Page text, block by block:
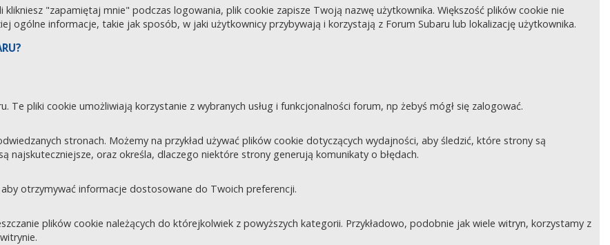
"zapamiętaj mnie" podczas logowania, plik cookie zapisze Twoją nazwę użytkownika. Większość plików cookie nie
ogólne informacje, takie jak sposób, w jaki użytkownicy przybywają i korzystają z Forum Subaru lub lokalizację użytkownika.
Te pliki cookie umożliwiają korzystanie z wybranych usług i funkcjonalności forum, np żebyś mógł się zalogować.
stronach. Możemy na przykład używać plików cookie dotyczących wydajności, aby śledzić, które strony są
najskuteczniejsze, oraz określa, dlaczego niektóre strony generują komunikaty o błędach.
otrzymywać informacje dostosowane do Twoich preferencji.
plików cookie należących do którejkolwiek z powyższych kategorii. Przykładowo, podobnie jak wiele witryn, korzystamy z